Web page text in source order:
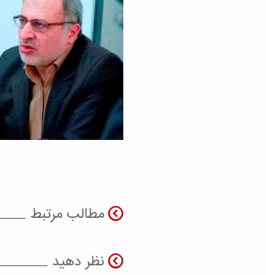
مطالب مرتبط
نظر دهید